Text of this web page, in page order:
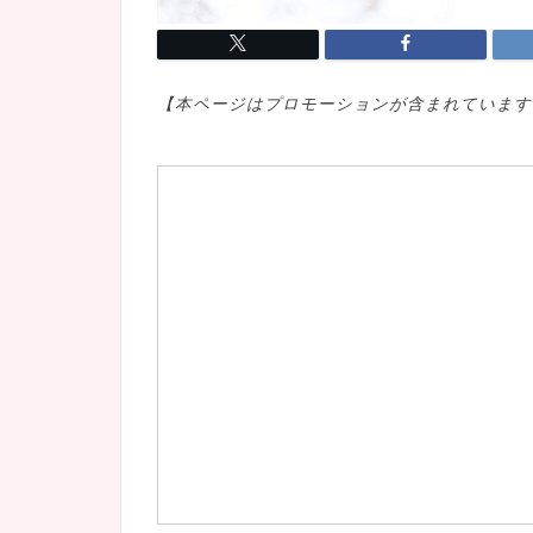
【本ページはプロモ ーションが含まれていま